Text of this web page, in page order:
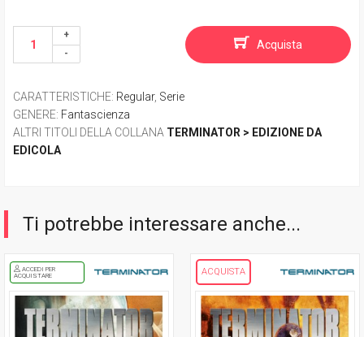
Acquista
CARATTERISTICHE: Regular, Serie
GENERE: Fantascienza
ALTRI TITOLI DELLA COLLANA TERMINATOR > EDIZIONE DA
EDICOLA
Ti potrebbe interessare anche...
ACCEDI PER
ACQUISTARE
ACQUISTA